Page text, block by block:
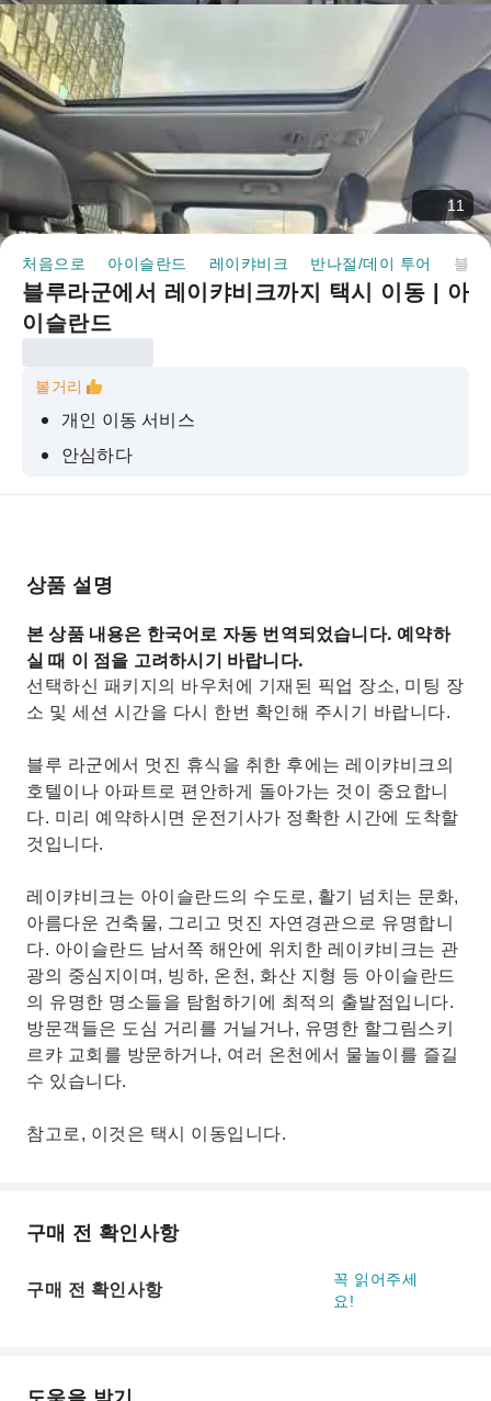
11
처음으로 아이슬란드 레이캬비크 반나절/데이 투어
블루라군에서 레이캬비크까지 택시 이동 | 아
이슬란드
볼거리
개인 이동 서비스
안심하다
번거로움 없이
블루 라군의 황량한 화산 지형을 감상하세요
상품 설명
본 상품 내용은 한국어로 자동 번역되었습니다. 예약하
실 때 이 점을 고려하시기 바랍니다.
선택하신 패키지의 바우처에 기재된 픽업 장소, 미팅 장
소 및 세션 시간을 다시 한번 확인해 주시기 바랍니다.
블루 라군에서 멋진 휴식을 취한 후에는 레이캬비크의
호텔이나 아파트로 편안하게 돌아가는 것이 중요합니
다. 미리 예약하시면 운전기사가 정확한 시간에 도착할
것입니다.
레이캬비크는 아이슬란드의 수도로, 활기 넘치는 문화,
아름다운 건축물, 그리고 멋진 자연경관으로 유명합니
다. 아이슬란드 남서쪽 해안에 위치한 레이캬비크는 관
광의 중심지이며, 빙하, 온천, 화산 지형 등 아이슬란드
의 유명한 명소들을 탐험하기에 최적의 출발점입니다.
방문객들은 도심 거리를 거닐거나, 유명한 할그림스키
르캬 교회를 방문하거나, 여러 온천에서 물놀이를 즐길
수 있습니다.
참고로, 이것은 택시 이동입니다.
구매 전 확인사항
구매 전 확인사항
꼭 읽어주세
요!